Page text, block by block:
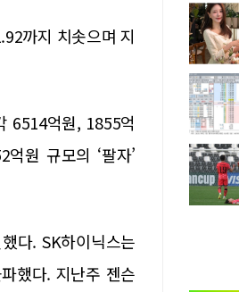
까지 치솟으며 지
6514억원, 1855억
원 규모의 ‘팔자’
다. SK하이닉스는
했다. 지난주 젠슨